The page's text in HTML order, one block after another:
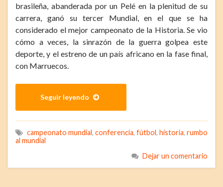
brasileña, abanderada por un Pelé en la plenitud de su
carrera, ganó su tercer Mundial, en el que se ha
considerado el mejor campeonato de la Historia. Se vio
cómo a veces, la sinrazón de la guerra golpea este
deporte, y el estreno de un país africano en la fase final,
con Marruecos.
Seguir leyendo
campeonato mundial, conferencia, fútbol, historia, rumbo
al mundial
Dejar un comentario